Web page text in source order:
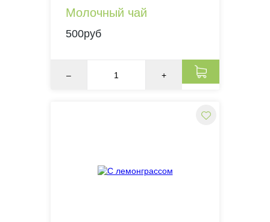
Молочный чай
500руб
– +